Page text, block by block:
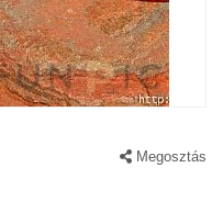
Megosztás